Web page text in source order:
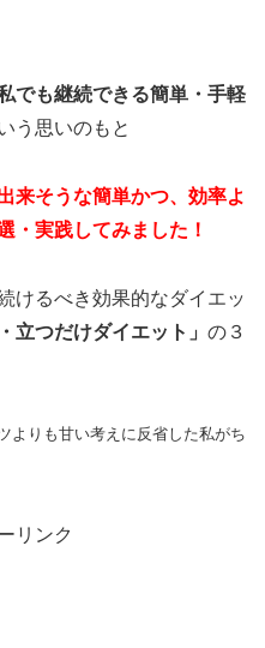
でも継続できる簡単・手軽
う思いのもと
来そうな簡単かつ、効率よ
・実践してみました！
けるべき効果的なダイエッ
立つだけダイエット」 の３
よりも甘い考えに反省した私がち
リンク